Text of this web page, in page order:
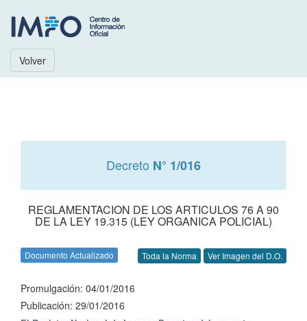
Volver
Decreto N° 1/016
REGLAMENTACION DE LOS ARTICULOS 76 A 90
DE LA LEY 19.315 (LEY ORGANICA POLICIAL)
Documento Actualizado Toda la Norma Ver Imagen del D.O.
Promulgación: 04/01/2016
Publicación: 29/01/2016